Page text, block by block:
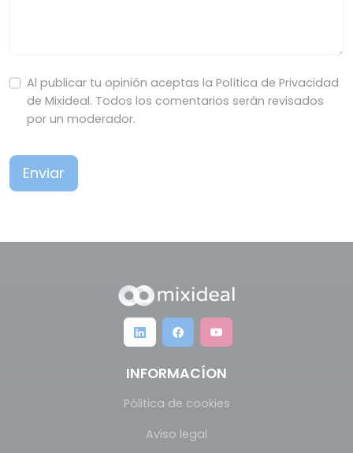
Al publicar tu opinión aceptas la Política de Privacidad
de Mixideal. Todos los comentarios serán revisados
por un moderador.
Enviar
INFORMACÍON
Pólitica de cookies
Aviso legal